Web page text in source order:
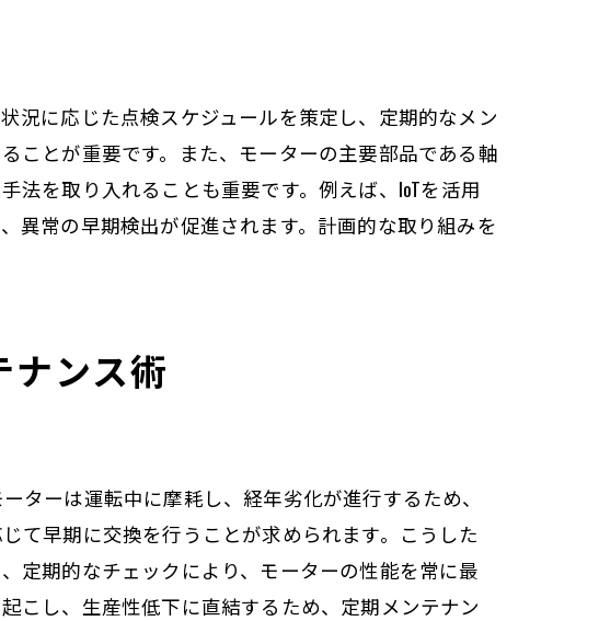
況に応じた点検スケジュールを策定し、定期的なメン
ことが重要です。また、モーターの主要部品である軸
法を取り入れることも重要です。例えば、IoTを活用
異常の早期検出が促進されます。計画的な取り組みを
ンス術
ターは運転中に摩耗し、経年劣化が進行するため、
て早期に交換を行うことが求められます。こうした
定期的なチェックにより、モーターの性能を常に最
こし、生産性低下に直結するため、定期メンテナン